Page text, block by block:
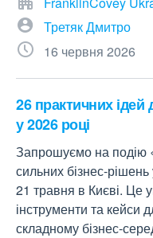
Третяк Дмитро
16 червня 2026
26 практичних
у 2026 році
Запрошуємо на подію
сильних
21 травня в Києві. Це
інструменти та кейси
складному